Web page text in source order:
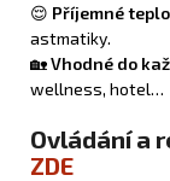
😌 Příjemné
astmatiky.
🏡Vhodné do
wellness, hotel…
Ovládání a
ZDE